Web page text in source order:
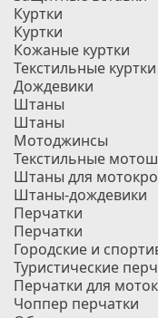
Куртки
Куртки
Кожаные куртки
Текстильные куртки
Дождевики
Штаны
Штаны
Мотоджинсы
Текстильные
Штаны для
Штаны-дождевики
Перчатки
Перчатки
Городские и
Туристические
Перчатки для
Чоппер перчатки